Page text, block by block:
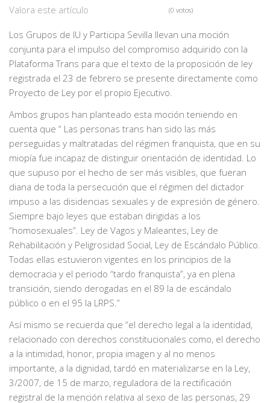
Valora este artículo (0 votos)
Los Grupos de IU y Participa Sevilla llevan una moción
conjunta para el impulso del compromiso adquirido con la
Plataforma Trans para que el texto de la proposición de ley
registrada el 23 de febrero se presente directamente como
Proyecto de Ley por el propio Ejecutivo.
Ambos grupos han planteado esta moción teniendo en
cuenta que “ Las personas trans han sido las más
perseguidas y maltratadas del régimen franquista, que en su
miopía fue incapaz de distinguir orientación de identidad. Lo
que supuso por el hecho de ser más visibles, que fueran
diana de toda la persecución que el régimen del dictador
impuso a las disidencias sexuales y de expresión de género.
Siempre bajo leyes que estaban dirigidas a los
“homosexuales”. Ley de Vagos y Maleantes, Ley de
Rehabilitación y Peligrosidad Social, Ley de Escándalo Público.
Todas ellas estuvieron vigentes en los principios de la
democracia y el periodo “tardo franquista”, ya en plena
transición, siendo derogadas en el 89 la de escándalo
público o en el 95 la LRPS.”
Así mismo se recuerda que “el derecho legal a la identidad,
relacionado con derechos constitucionales como, el derecho
a la intimidad, honor, propia imagen y al no menos
importante, a la dignidad, tardó en materializarse en la Ley,
3/2007, de 15 de marzo, reguladora de la rectificación
registral de la mención relativa al sexo de las personas, 29